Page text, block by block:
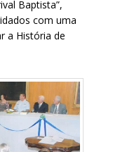
Baptista”,
com uma
a História de